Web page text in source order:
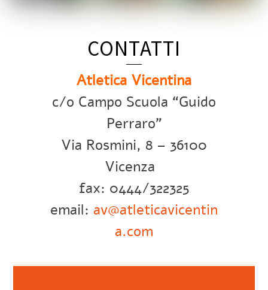
CONTATTI
Atletica Vicentina
c/o Campo Scuola “Guido
Perraro”
Via Rosmini, 8 – 36100
Vicenza
fax: 0444/322325
email: av@atleticavicentin
a.com